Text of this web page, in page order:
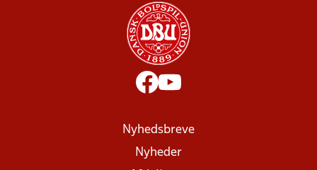
Nyhedsbreve
Nyheder